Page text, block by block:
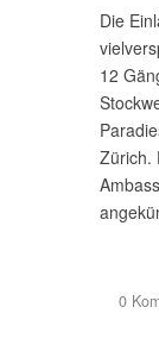
Die
12
Zürich.
0 /